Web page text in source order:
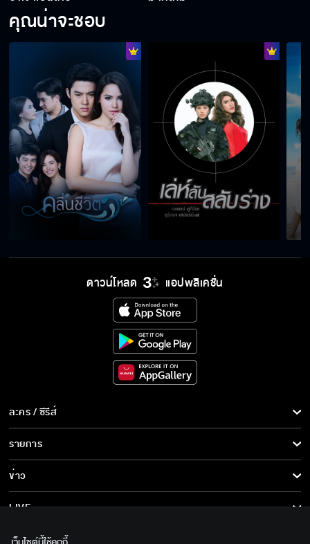
คุณน่าจะชอบ
ดาวน์โหลด แอปพลิเคชั่น
ละคร / ซีรีส์
ละคร/ซีรีส์
ซีรีส์นานาชาติ
การ์ตูน & เกม
รายการ
รายการทั้งหมด
ข่าว
ข่าวทั้งหมด
LIVE
เกี่ยวกับเรา